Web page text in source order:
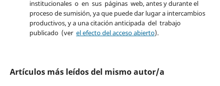
institucionales o en sus páginas web, antes y durante el
proceso de sumisión, ya que puede dar lugar a intercambios
productivos, y a una citación anticipada del trabajo
publicado (ver el efecto del acceso abierto).
Artículos más leídos del mismo autor/a